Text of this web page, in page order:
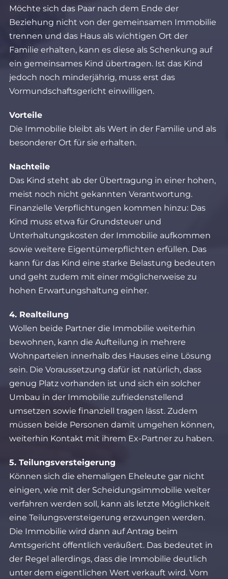
Möchte sich das Paar nach dem Ende der
Beziehung nicht von der gemeinsamen Immobilie
trennen und das Haus als wichtigen Ort der
Familie erhalten, kann es diese als Schenkung auf
ein gemeinsames Kind übertragen. Ist das Kind
jedoch noch minderjährig, muss erst das
Vormundschaftsgericht einwilligen.
Vorteile
Die Immobilie bleibt als Wert in der Familie und als
besonderer Ort für sie erhalten.
Nachteile
Das Kind steht ab der Übertragung in einer hohen,
meist noch nicht gekannten Verantwortung.
Finanzielle Verpflichtungen kommen hinzu: Das
Kind muss etwa für Grundsteuer und
Unterhaltungskosten der Immobilie aufkommen
sowie weitere Eigentümerpflichten erfüllen. Das
kann für das Kind eine starke Belastung bedeuten
und geht zudem mit einer möglicherweise zu
hohen Erwartungshaltung einher.
4. Realteilung
Wollen beide Partner die Immobilie weiterhin
bewohnen, kann die Aufteilung in mehrere
Wohnparteien innerhalb des Hauses eine Lösung
sein. Die Voraussetzung dafür ist natürlich, dass
genug Platz vorhanden ist und sich ein solcher
Umbau in der Immobilie zufriedenstellend
umsetzen sowie finanziell tragen lässt. Zudem
müssen beide Personen damit umgehen können,
weiterhin Kontakt mit ihrem Ex-Partner zu haben.
5. Teilungsversteigerung
Können sich die ehemaligen Eheleute gar nicht
einigen, wie mit der Scheidungsimmobilie weiter
verfahren werden soll, kann als letzte Möglichkeit
eine Teilungsversteigerung erzwungen werden.
Die Immobilie wird dann auf Antrag beim
Amtsgericht öffentlich veräußert. Das bedeutet in
der Regel allerdings, dass die Immobilie deutlich
unter dem eigentlichen Wert verkauft wird. Vom